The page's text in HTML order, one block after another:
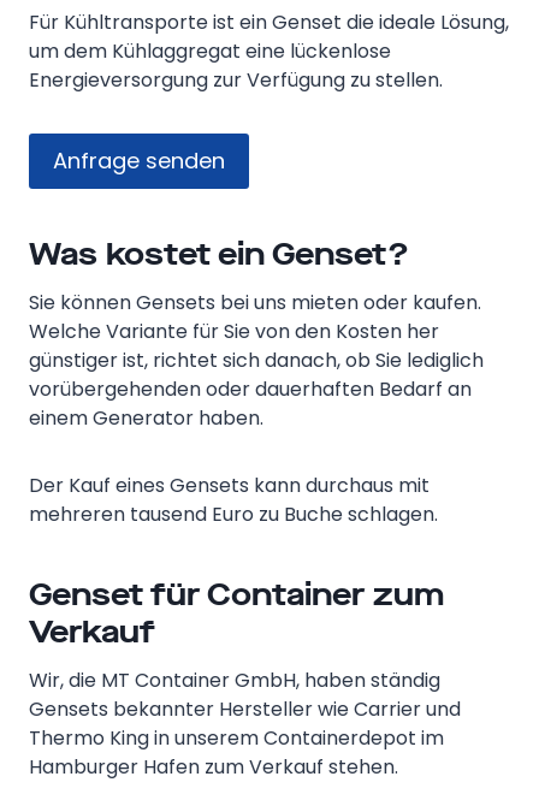
Für Kühltransporte ist ein Genset die ideale Lösung,
um dem Kühlaggregat eine lückenlose
Energieversorgung zur Verfügung zu stellen.
Anfrage senden
Was kostet ein Genset?
Sie können Gensets bei uns mieten oder kaufen.
Welche Variante für Sie von den Kosten her
günstiger ist, richtet sich danach, ob Sie lediglich
vorübergehenden oder dauerhaften Bedarf an
einem Generator haben.
Der Kauf eines Gensets kann durchaus mit
mehreren tausend Euro zu Buche schlagen.
Genset für Container zum
Verkauf
Wir, die MT Container GmbH, haben ständig
Gensets bekannter Hersteller wie Carrier und
Thermo King in unserem Containerdepot im
Hamburger Hafen zum Verkauf stehen.